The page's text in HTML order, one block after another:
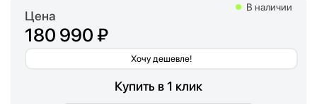
Цена
180 990 ₽
Хочу дешевле!
В наличии
Купить в 1 клик